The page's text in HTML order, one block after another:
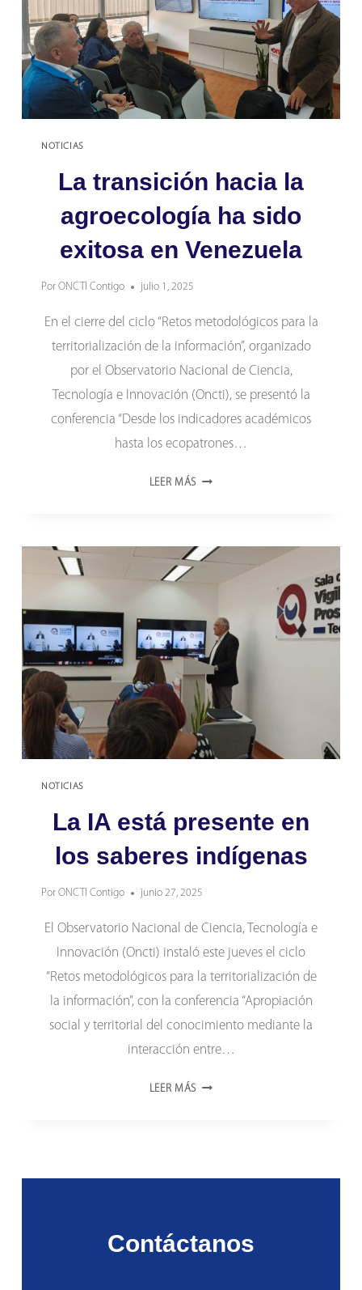
NOTICIAS
La transición hacia la
agroecología ha sido
exitosa en Venezuela
Por ONCTI Contigo julio 1, 2025
En el cierre del ciclo “Retos metodológicos para la
territorialización de la información”, organizado
por el Observatorio Nacional de Ciencia,
Tecnología e Innovación (Oncti), se presentó la
conferencia “Desde los indicadores académicos
hasta los ecopatrones…
LEER MÁS LA
AGROECOLOGÍA
EN
VENEZUELA
NOTICIAS
La IA está presente en
los saberes indígenas
Por ONCTI Contigo junio 27, 2025
El Observatorio Nacional de Ciencia, Tecnología e
Innovación (Oncti) instaló este jueves el ciclo
“Retos metodológicos para la territorialización de
la información”, con la conferencia “Apropiación
social y territorial del conocimiento mediante la
interacción entre…
LEER MÁS LA
Contáctanos